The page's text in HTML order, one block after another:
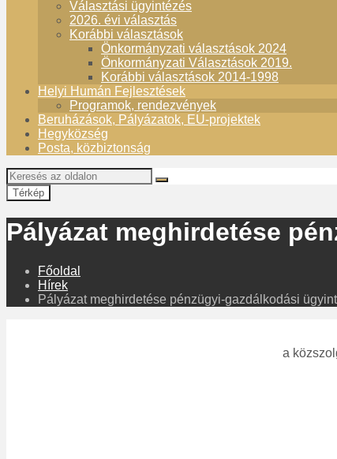
Választási ügyintézés
2026. évi választás
Korábbi választások
Önkormányzati választások 2024
Önkormányzati Választások 2019.
Korábbi választások 2014-1998
Helyi Humán Fejlesztések
Programok, rendezvények
Beruházások, Pályázatok, EU-projektek
Hegyközség
Posta, közbiztonság
Térkép
Pályázat meghirdetése
Főoldal
Hírek
Pályázat meghirdetése pénzügyi-gazdálkodási
a